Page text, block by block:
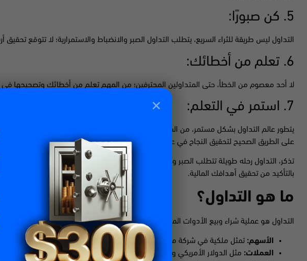
5. كن صبورًا:
التداول ليس طريقة للثراء السريع، يتطلب التداول الصبر والانضباط والاستمرارية؛ لا تتوقع تحقيق
6. تعلم من أخطائك:
لا أحد معصوم من الخطأ، حتى المتداولين المحترفين؛ من المهم تعلم من أخطائك وتصحيحها في
7. استمر في التعلم:
يتطور عالم التداول بشكل مستمر، من المهم الاستمرار في التعلم وتطوير مهاراتك ومعرفتك؛
على الطريق الصحيح لتحقيق النجاح في عالم التداول.
تذكر، التداول رحله طويلة تتطلب الصبر والانضباط والاستمرارية؛ لا تستسلم أبدًا، وواصل التعلم
بالتأكيد من تحقيق أهدافك المالية.
ما هو التداول؟
التداول هو عملية شراء وبيع الأدوات المالية بهدف تحقيق الربح؛ وتشمل هذه الأدوات
الأسهم: تمثل ملكية في شركة ما.
العملات: مثل الدولار الأمريكي واليورو والجنيه الإسترليني.